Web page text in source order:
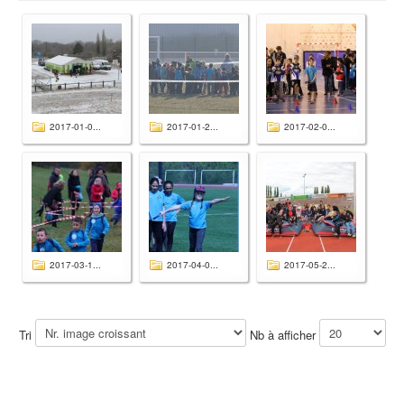
2017-01-0... 2017-01-2... 2017-02-0...
2017-03-1... 2017-04-0... 2017-05-2...
Tri Nb à afficher